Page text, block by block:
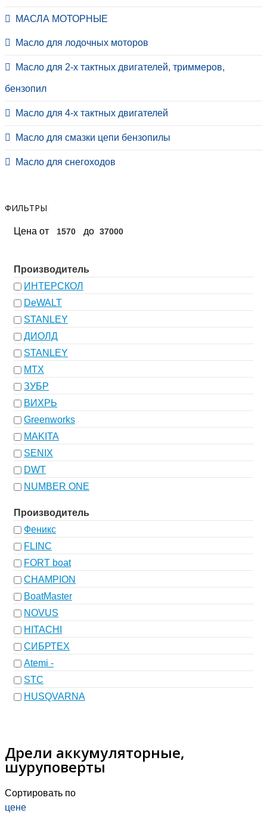
МАСЛА МОТОРНЫЕ
Масло для лодочных моторов
Масло для 2-х тактных двигателей, триммеров,
бензопил
Масло для 4-х тактных двигателей
Масло для смазки цепи бензопилы
Масло для снегоходов
ФИЛЬТРЫ
Цена от до
Производитель
ИНТЕРСКОЛ
DeWALT
STANLEY
ДИОЛД
STANLEY
МТХ
ЗУБР
ВИХРЬ
Greenworks
MAKITA
SENIX
DWT
NUMBER ONE
Производитель
Феникс
FLINC
FORT boat
CHAMPION
BoatMaster
NOVUS
HITACHI
СИБРТЕХ
Atemi -
STC
HUSQVARNA
Дрели аккумуляторные,
шуруповерты
Сортировать по
цене